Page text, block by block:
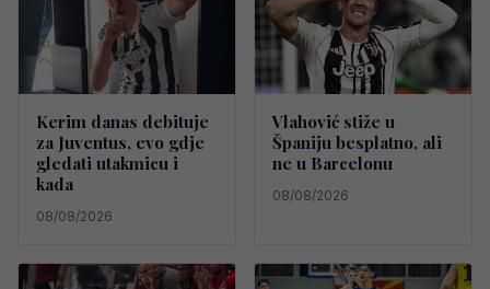
Kerim danas debituje
za Juventus, evo gdje
gledati utakmicu i
kada
08/08/2026
Vlahović stiže u
Španiju besplatno, ali
ne u Barcelonu
08/08/2026